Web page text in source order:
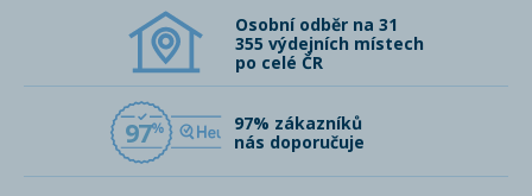
Osobní odběr na 31
355 výdejních místech
po celé ČR
97
97% zákazníků
nás doporučuje